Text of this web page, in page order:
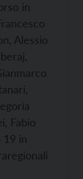
in
Alessio
Fabio
19 in